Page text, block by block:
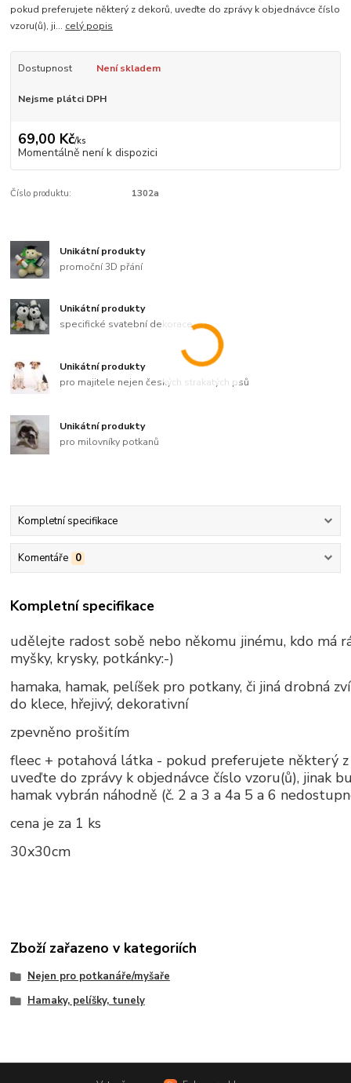
pokud preferujete některý z dekorů, uveďte do zprávy k objednávce číslo
vzoru(ů), ji... celý popis
Dostupnost Není skladem
Nejsme plátci DPH
69,00 Kč/ks
Momentálně není k dispozici
Číslo produktu: 1302a
Unikátní produkty
promoční 3D přání
Unikátní produkty
specifické svatební dekorace
Unikátní produkty
pro majitele nejen českých strakatých psů
Unikátní produkty
pro milovníky potkanů
Kompletní specifikace
Komentáře 0
Kompletní specifikace
udělejte radost sobě nebo někomu jinému, kdo má
myšky, krysky, potkánky:-)
hamaka, hamak, pelíšek pro potkany, či jiná drobná
do klece, hřejivý, dekorativní
zpevněno prošitím
fleec + potahová látka - pokud preferujete některý z
uveďte do zprávy k objednávce číslo vzoru(ů), jinak
hamak vybrán náhodně (č. 2 a 3 a 4a 5 a 6
cena je za 1 ks
30x30cm
Zboží zařazeno v kategoriích
Nejen pro potkanáře/myšaře
Hamaky, pelíšky, tunely